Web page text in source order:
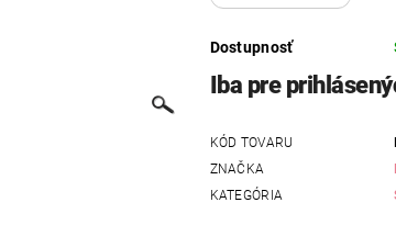
Dostupnosť
Iba pre
KÓD TOVARU
ZNAČKA
KATEGÓRIA